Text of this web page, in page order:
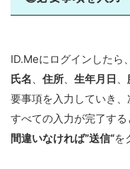
ID.Meにログインしたら、
氏名、 住所、 生年月日 、
要事項を入力していき、
すべての入力が完了する
間違いなければ”送信“を